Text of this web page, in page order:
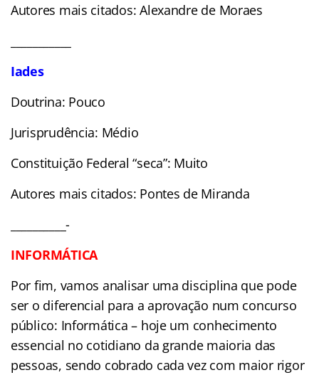
Autores mais citados: Alexandre de Moraes
Iades
Doutrina: Pouco
Jurisprudência: Médio
Constituição Federal “seca”: Muito
Autores mais citados: Pontes de Miranda
__________-
INFORMÁTICA
Por fim, vamos analisar uma disciplina que pode
ser o diferencial para a aprovação num concurso
público: Informática – hoje um conhecimento
essencial no cotidiano da grande maioria das
pessoas, sendo cobrado cada vez com maior rigor